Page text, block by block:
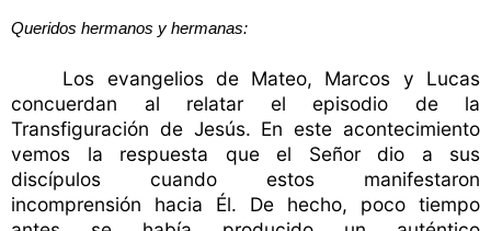
Queridos hermanos y hermanas:
Los evangelios de Mateo, Marcos y Lucas
concuerdan al relatar el episodio de la
Transfiguración de Jesús. En este acontecimiento
vemos la respuesta que el Señor dio a sus
discípulos cuando estos manifestaron
incomprensión hacia Él. De hecho, poco tiempo